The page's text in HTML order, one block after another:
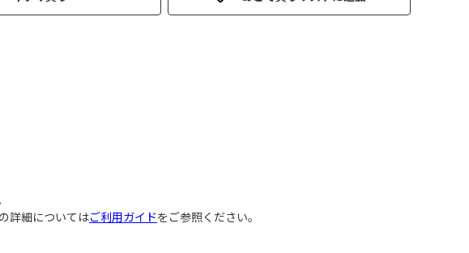
詳細についてはご利用ガイドをご参照ください。